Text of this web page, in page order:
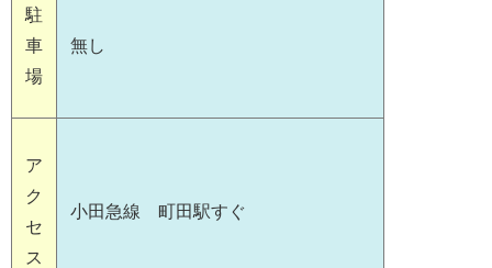
駐
車
場
無し
ア
ク
セ
ス
小田急線 町田駅すぐ